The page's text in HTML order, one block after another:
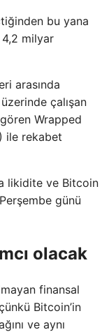
bu yana
milyar
arasında
çalışan
Wrapped
ile rekabet
likidite ve Bitcoin
günü
olacak
finansal
Bitcoin’in
ve aynı